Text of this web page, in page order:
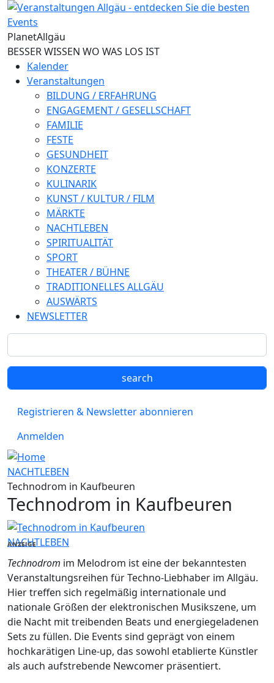
Direkt zum Inhalt
PlanetAllgäu
BESSER WISSEN WO WAS LOS IST
Kalender
Veranstaltungen
BILDUNG / ERFAHRUNG
ENGAGEMENT / GESELLSCHAFT
FAMILIE
FESTE
GESUNDHEIT
KONZERTE
KULINARIK
KUNST / KULTUR / FILM
MÄRKTE
NACHTLEBEN
SPIRITUALITÄT
SPORT
THEATER / BÜHNE
TRADITIONELLES ALLGÄU
AUSWÄRTS
NEWSLETTER
Registrieren & Newsletter abonnieren
Anmelden
NACHTLEBEN
Technodrom in Kaufbeuren
Technodrom in Kaufbeuren
NACHTLEBEN
ANZEIGE
Technodrom im Melodrom ist eine der bekanntesten
Veranstaltungsreihen für Techno-Liebhaber im Allgäu.
Hier treffen sich regelmäßig internationale und
nationale Größen der elektronischen Musikszene, um
die Nacht mit treibenden Beats und energiegeladenen
Sets zu füllen. Die Events sind geprägt von einem
hochkarätigen Line-up, das sowohl etablierte Künstler
als auch aufstrebende Newcomer präsentiert.